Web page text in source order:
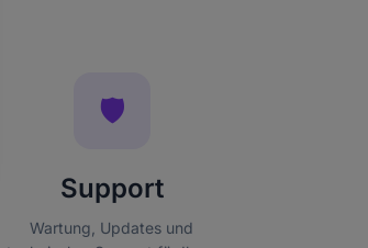
🛡️
Support
Wartung, Updates und